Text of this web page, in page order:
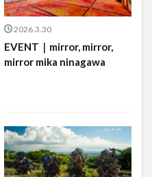
2026.3.30
EVENT｜mirror, mirror,
mirror mika ninagawa